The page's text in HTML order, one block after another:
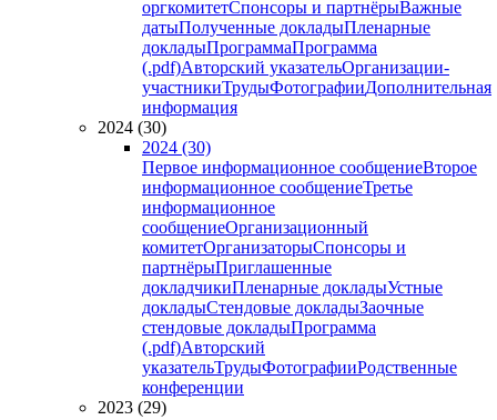
оргкомитетСпонсоры и партнёрыВажные
датыПолученные докладыПленарные
докладыПрограммаПрограмма
(.pdf)Авторский указательОрганизации-
участникиТрудыФотографииДополнительная
информация
2024 (30)
2024 (30)
Первое информационное сообщениеВторое
информационное сообщениеТретье
информационное
сообщениеОрганизационный
комитетОрганизаторыСпонсоры и
партнёрыПриглашенные
докладчикиПленарные докладыУстные
докладыСтендовые докладыЗаочные
стендовые докладыПрограмма
(.pdf)Авторский
указательТрудыФотографииРодственные
конференции
2023 (29)